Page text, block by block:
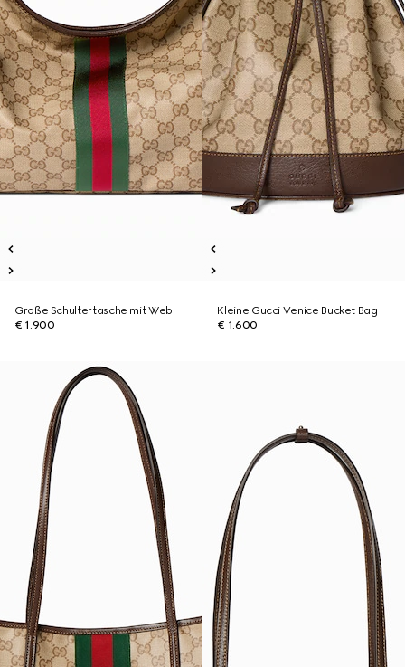
Große Schultertasche mit Web
€ 1.900
Kleine Gucci Venice Bucket Bag
€ 1.600